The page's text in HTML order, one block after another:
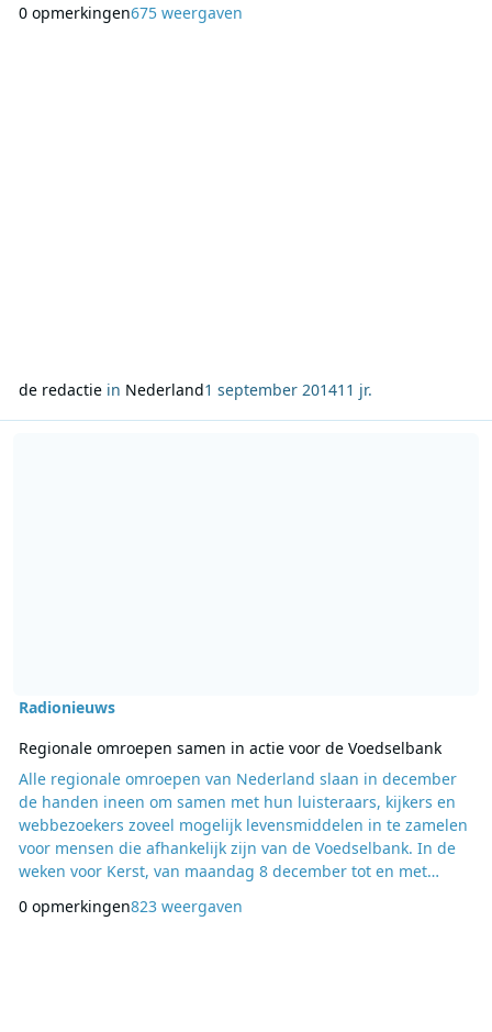
uitgebreide voor- en nabeschouwing. Radio 6 dj’s Winfried
0 opmerkingen675 weergaven
de redactiein Nederland1 september 201411 jr.
Radionieuws
Regionale omroepen samen in actie voor de Voedselbank
Alle regionale omroepen van Nederland slaan in december
de handen ineen om samen met hun luisteraars, kijkers en
webbezoekers zoveel mogelijk levensmiddelen in te zamelen
voor mensen die afhankelijk zijn van de Voedselbank. In de
weken voor Kerst, van maandag 8 december tot en met
regionale omroepen in het teken van de actie ‘Samen voor de
0 opmerkingen823 weergaven